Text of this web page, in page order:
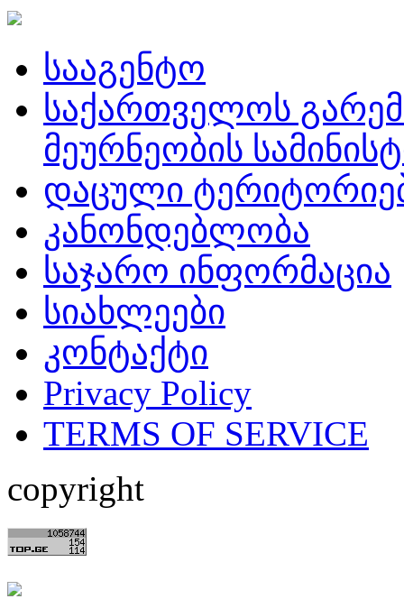
სააგენტო
საქართველოს
მეურნეობის
დაცული
კანონდებლობა
საჯარო ინფორმაცია
სიახლეები
კონტაქტი
Privacy Policy
TERMS OF SERVICE
copyright